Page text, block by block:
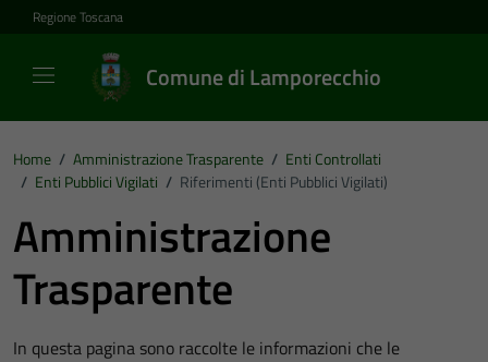
Vai ai contenuti
Vai al footer
Regione Toscana
Comune di Lamporecchio
Home / Amministrazione Trasparente / Enti Controllati
/ Enti Pubblici Vigilati / Riferimenti (Enti Pubblici Vigilati)
Amministrazione
Trasparente
In questa pagina sono raccolte le informazioni che le